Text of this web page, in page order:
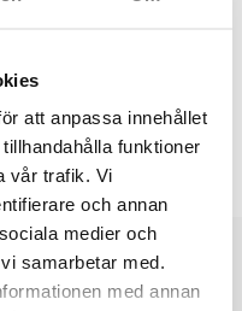
att anpassa innehållet
funktioner
vår trafik. Vi
och annan
medier och
samarbetar med.
med annan